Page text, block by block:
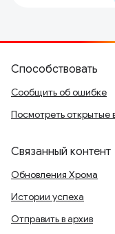
Способствовать
Сообщить об ошибке
Посмотреть открытые
Связанный контент
Обновления Хрома
Истории успеха
Отправить в архив